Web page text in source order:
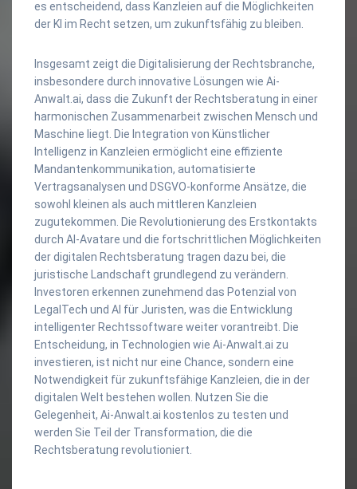
es entscheidend, dass Kanzleien auf die Möglichkeiten
der KI im Recht setzen, um zukunftsfähig zu bleiben.
Insgesamt zeigt die Digitalisierung der Rechtsbranche,
insbesondere durch innovative Lösungen wie Ai-
Anwalt.ai, dass die Zukunft der Rechtsberatung in einer
harmonischen Zusammenarbeit zwischen Mensch und
Maschine liegt. Die Integration von Künstlicher
Intelligenz in Kanzleien ermöglicht eine effiziente
Mandantenkommunikation, automatisierte
Vertragsanalysen und DSGVO-konforme Ansätze, die
sowohl kleinen als auch mittleren Kanzleien
zugutekommen. Die Revolutionierung des Erstkontakts
durch AI-Avatare und die fortschrittlichen Möglichkeiten
der digitalen Rechtsberatung tragen dazu bei, die
juristische Landschaft grundlegend zu verändern.
Investoren erkennen zunehmend das Potenzial von
LegalTech und AI für Juristen, was die Entwicklung
intelligenter Rechtssoftware weiter vorantreibt. Die
Entscheidung, in Technologien wie Ai-Anwalt.ai zu
investieren, ist nicht nur eine Chance, sondern eine
Notwendigkeit für zukunftsfähige Kanzleien, die in der
digitalen Welt bestehen wollen. Nutzen Sie die
Gelegenheit, Ai-Anwalt.ai kostenlos zu testen und
werden Sie Teil der Transformation, die die
Rechtsberatung revolutioniert.